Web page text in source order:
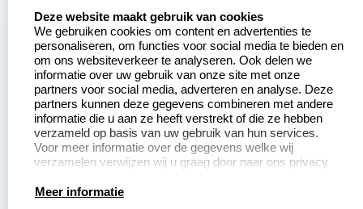
Aanvraag op maat
Betaling &
Verzending
Wederverkoper
worden
Sale
Contact opnemen
Veel gestelde vragen
Retourneren
Herroepingsrecht
Productinformatie:
Deze website maakt gebruik van cookies
We gebruiken cookies om content en advertenties te
personaliseren, om functies voor social media te bieden en
om ons websiteverkeer te analyseren. Ook delen we
informatie over uw gebruik van onze site met onze
partners voor social media, adverteren en analyse. Deze
partners kunnen deze gegevens combineren met andere
informatie die u aan ze heeft verstrekt of die ze hebben
verzameld op basis van uw gebruik van hun services.
Voor meer informatie over de gegevens welke wij
verzamelen verwijzen wij u graag door naar ons privacy
Meer informatie